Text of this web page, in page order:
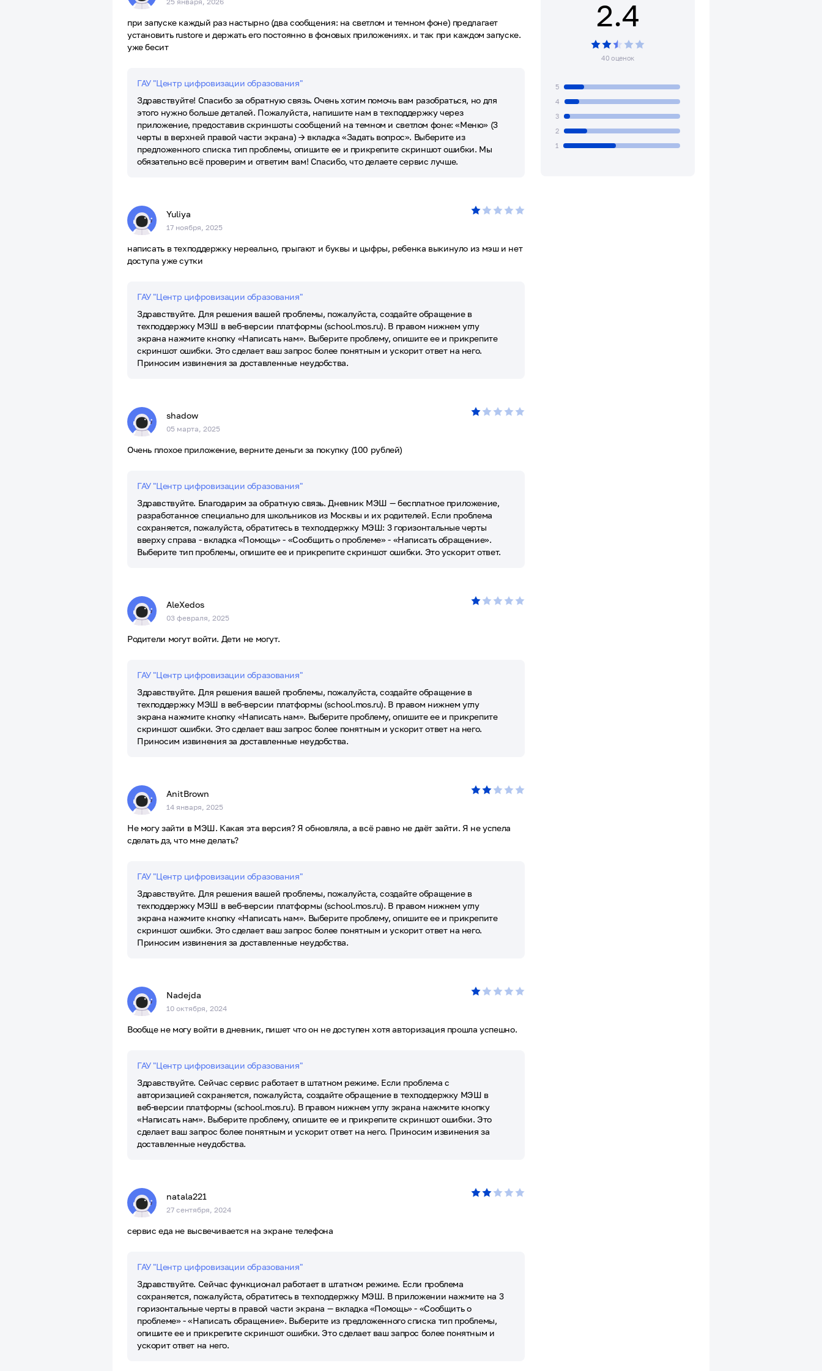
2.4
40 оценок
5
4
3
2
1
при запуске каждый раз настырно (два сообщения: на светлом и темном фоне) предлагает
установить rustore и держать его постоянно в фоновых приложениях. и так при каждом запуске.
уже бесит
ГАУ "Центр цифровизации образования"
Здравствуйте! Спасибо за обратную связь. Очень хотим помочь вам разобраться, но для
этого нужно больше деталей. Пожалуйста, напишите нам в техподдержку через
приложение, предоставив скриншоты сообщений на темном и светлом фоне: «Меню» (3
черты в верхней правой части экрана) → вкладка «Задать вопрос». Выберите из
предложенного списка тип проблемы, опишите ее и прикрепите скриншот ошибки. Мы
обязательно всё проверим и ответим вам! Спасибо, что делаете сервис лучше.
Yuliya
17 ноября, 2025
написать в техподдержку нереально, прыгают и буквы и цыфры, ребенка выкинуло из мэш и нет
доступа уже сутки
ГАУ "Центр цифровизации образования"
Здравствуйте. Для решения вашей проблемы, пожалуйста, создайте обращение в
техподдержку МЭШ в веб-версии платформы (school.mos.ru). В правом нижнем углу
экрана нажмите кнопку «Написать нам». Выберите проблему, опишите ее и прикрепите
скриншот ошибки. Это сделает ваш запрос более понятным и ускорит ответ на него.
Приносим извинения за доставленные неудобства.
shadow
05 марта, 2025
Очень плохое приложение, верните деньги за покупку (100 рублей)
ГАУ "Центр цифровизации образования"
Здравствуйте. Благодарим за обратную связь. Дневник МЭШ — бесплатное приложение,
разработанное специально для школьников из Москвы и их родителей. Если проблема
сохраняется, пожалуйста, обратитесь в техподдержку МЭШ: 3 горизонтальные черты
вверху справа - вкладка «Помощь» - «Сообщить о проблеме» - «Написать обращение».
Выберите тип проблемы, опишите ее и прикрепите скриншот ошибки. Это ускорит ответ.
AleXedos
03 февраля, 2025
Родители могут войти. Дети не могут.
ГАУ "Центр цифровизации образования"
Здравствуйте. Для решения вашей проблемы, пожалуйста, создайте обращение в
техподдержку МЭШ в веб-версии платформы (school.mos.ru). В правом нижнем углу
экрана нажмите кнопку «Написать нам». Выберите проблему, опишите ее и прикрепите
скриншот ошибки. Это сделает ваш запрос более понятным и ускорит ответ на него.
Приносим извинения за доставленные неудобства.
AnitBrown
14 января, 2025
Не могу зайти в МЭШ. Какая эта версия? Я обновляла, а всё равно не даёт зайти. Я не успела
сделать дз, что мне делать?
ГАУ "Центр цифровизации образования"
Здравствуйте. Для решения вашей проблемы, пожалуйста, создайте обращение в
техподдержку МЭШ в веб-версии платформы (school.mos.ru). В правом нижнем углу
экрана нажмите кнопку «Написать нам». Выберите проблему, опишите ее и прикрепите
скриншот ошибки. Это сделает ваш запрос более понятным и ускорит ответ на него.
Приносим извинения за доставленные неудобства.
Nadejda
10 октября, 2024
Вообще не могу войти в дневник, пишет что он не доступен хотя авторизация прошла успешно.
ГАУ "Центр цифровизации образования"
Здравствуйте. Сейчас сервис работает в штатном режиме. Если проблема с
авторизацией сохраняется, пожалуйста, создайте обращение в техподдержку МЭШ в
веб-версии платформы (school.mos.ru). В правом нижнем углу экрана нажмите кнопку
«Написать нам». Выберите проблему, опишите ее и прикрепите скриншот ошибки. Это
сделает ваш запрос более понятным и ускорит ответ на него. Приносим извинения за
доставленные неудобства.
natala221
27 сентября, 2024
сервис еда не высвечивается на экране телефона
ГАУ "Центр цифровизации образования"
Здравствуйте. Сейчас функционал работает в штатном режиме. Если проблема
сохраняется, пожалуйста, обратитесь в техподдержку МЭШ. В приложении нажмите на 3
горизонтальные черты в правой части экрана — вкладка «Помощь» - «Сообщить о
проблеме» - «Написать обращение». Выберите из предложенного списка тип проблемы,
опишите ее и прикрепите скриншот ошибки. Это сделает ваш запрос более понятным и
ускорит ответ на него.